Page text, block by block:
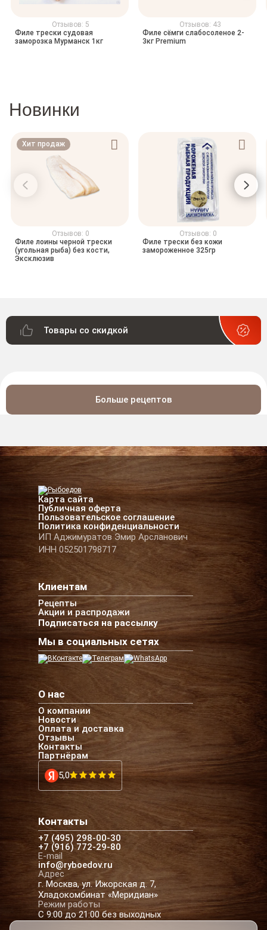
Отзывов: 5
Филе трески судовая
заморозка Мурманск 1кг
Отзывов: 43
Филе сёмги слабосоленое 2-
3кг Premium
Новинки
Хит продаж
Отзывов: 0
Филе лоины черной трески
(угольная рыба) без кости,
Эксклюзив
Отзывов: 0
Филе трески без кожи
замороженное 325гр
Товары со скидкой
Больше рецептов
Карта сайта
Публичная оферта
Пользовательское соглашение
Политика конфиденциальности
ИП Аджимуратов Эмир Арсланович
ИНН 052501798717
Клиентам
Рецепты
Акции и распродажи
Подписаться на рассылку
Мы в социальных сетях
О нас
О компании
Новости
Оплата и доставка
Отзывы
Контакты
Партнёрам
5,0
Контакты
+7 (495) 298-00-30
+7 (916) 772-29-80
E-mail
info@ryboedov.ru
Адрес
г. Москва, ул. Ижорская д. 7,
Хладокомбинат «Меридиан»
Режим работы
С 9:00 до 21:00 без выходных